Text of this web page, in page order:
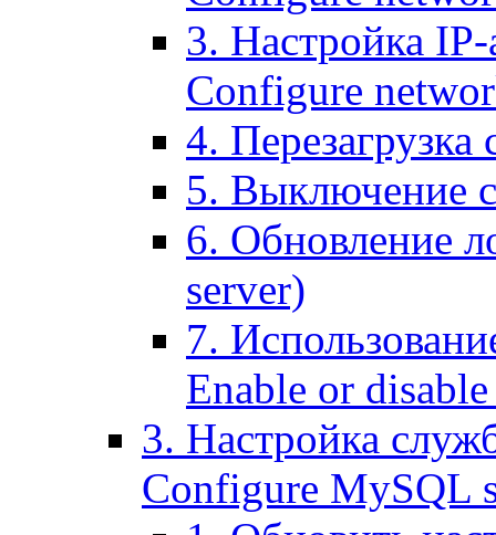
3. Настройка
Configure
4. Перезагрузка
5. Выключение
6. Обновление
server)
7.
Enable or
3. Настройка
Configure MySQL